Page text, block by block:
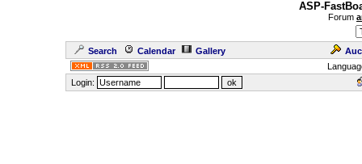
ASP-
Forum
Search Calendar Gallery
Login: